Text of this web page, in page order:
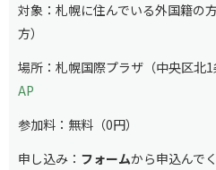
対象：札幌に住んでいる外国籍の
方）
場所：札幌国際プラザ（中央区北
AP
参加料：無料（0円）
申し込み： フォームから申込んで